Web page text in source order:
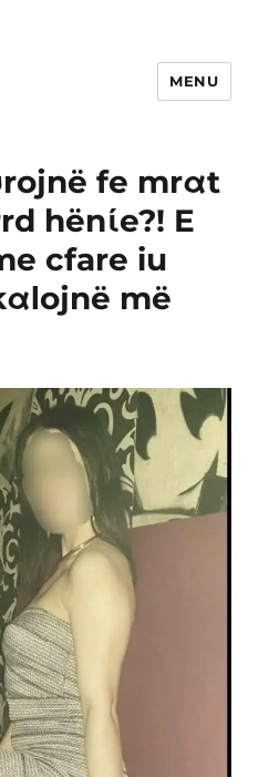
MENU
fe mrαt
hënίe?! E
cfare iu
më